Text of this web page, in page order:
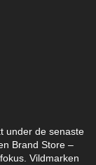
under de senaste
Brand Store –
Vildmarken